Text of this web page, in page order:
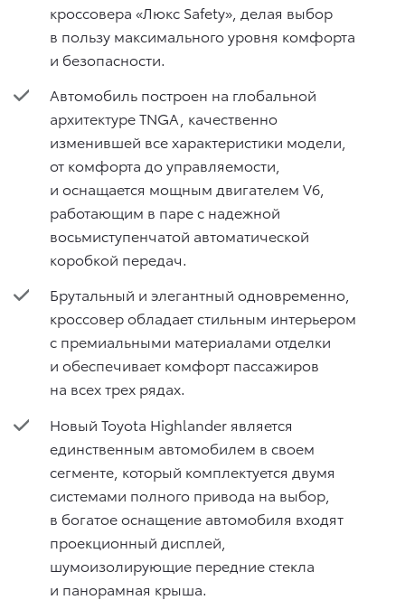
кроссовера «Люкс Safety», делая выбор
в пользу максимального уровня комфорта
и безопасности.
Автомобиль построен на глобальной
архитектуре TNGA, качественно
изменившей все характеристики модели,
от комфорта до управляемости,
и оснащается мощным двигателем V6,
работающим в паре с надежной
восьмиступенчатой автоматической
коробкой передач.
Брутальный и элегантный одновременно,
кроссовер обладает стильным интерьером
с премиальными материалами отделки
и обеспечивает комфорт пассажиров
на всех трех рядах.
Новый Toyota Highlander является
единственным автомобилем в своем
сегменте, который комплектуется двумя
системами полного привода на выбор,
в богатое оснащение автомобиля входят
проекционный дисплей,
шумоизолирующие передние стекла
и панорамная крыша.